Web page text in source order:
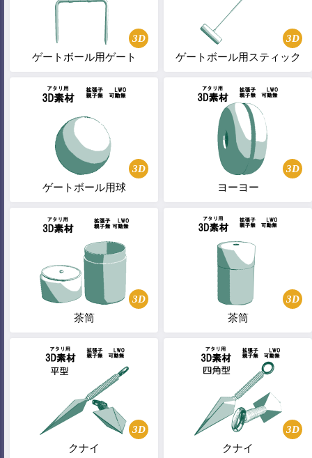
3D
ゲートボール用ゲート
3D
ゲートボール用スティック
3D
ゲートボール用球
3D
ヨーヨー
3D
茶筒
3D
茶筒
3D
クナイ
3D
クナイ